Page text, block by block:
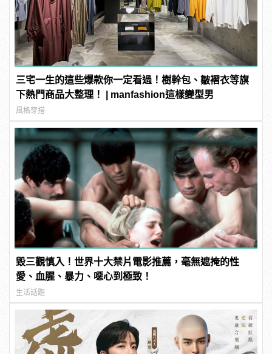
三宅一生的這些爆款你一定看過！樹幹包、皺褶衣等旗
下熱門商品大整理！ | manfashion這樣變型男
風格穿搭
毀三觀慎入！世界十大禁片電影推薦，毫無遮掩的性
愛、血腥、暴力、噁心到極致！
生活話題